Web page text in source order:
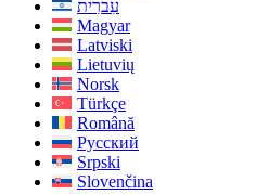
עִברִית
Magyar
Latviski
Lietuvių
Norsk
Türkçe
Română
Русский
Srpski
Slovenčina